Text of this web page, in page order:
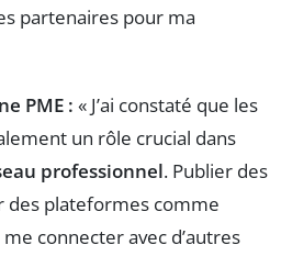
partenaires pour ma
PME : « J’ai constaté que les
un rôle crucial dans
professionnel. Publier des
des plateformes comme
connecter avec d’autres